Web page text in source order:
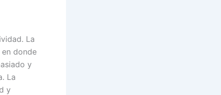
La
donde
y
La
y